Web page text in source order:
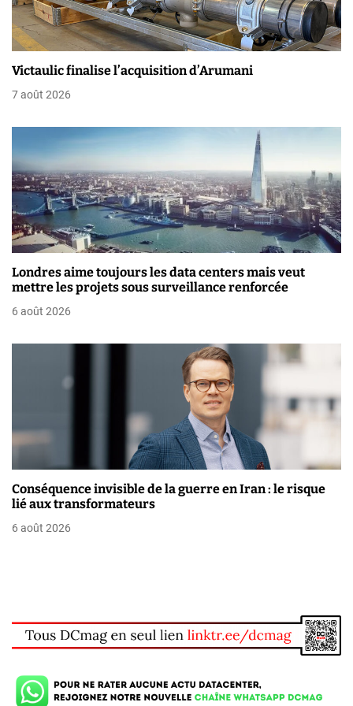
o
n
d
’
a
r
t
i
c
l
Victaulic finalise l’acquisition d’Arumani
7 août 2026
Londres aime toujours les data centers mais veut
mettre les projets sous surveillance renforcée
6 août 2026
Conséquence invisible de la guerre en Iran : le risque
lié aux transformateurs
6 août 2026